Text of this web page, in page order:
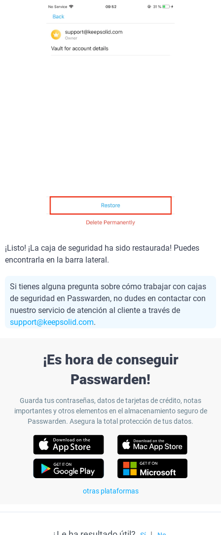
¡Listo! ¡La caja de seguridad ha sido restaurada! Puedes
encontrarla en la barra lateral.
Si tienes alguna pregunta sobre cómo trabajar con cajas
de seguridad en Passwarden, no dudes en contactar con
nuestro servicio de atención al cliente a través de
support@keepsolid.com.
¡Es hora de conseguir
Passwarden!
Guarda tus contraseñas, datos de tarjetas de crédito, notas
importantes y otros elementos en el almacenamiento seguro de
Passwarden. Asegura la total protección de tus datos.
otras plataformas